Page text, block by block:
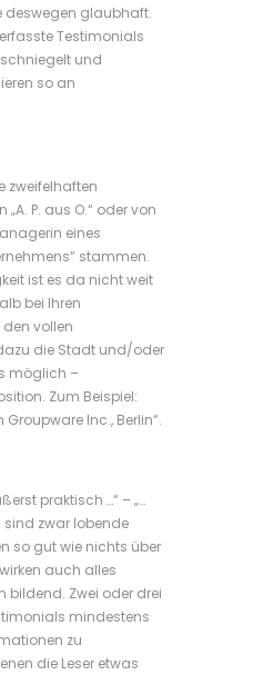
deswegen glaubhaft.
Testimonials
und
so an
zweifelhaften
P. aus O.“ oder von
eines
stammen.
ist es da nicht weit
bei Ihren
vollen
die Stadt und/oder
möglich –
Zum Beispiel:
Groupware Inc., Berlin“.
praktisch …“ – „…
sind zwar lobende
so gut wie nichts über
auch alles
bildend. Zwei oder drei
mindestens
zu
die Leser etwas